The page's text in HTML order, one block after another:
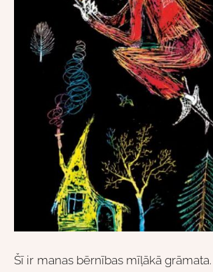
Šī ir manas bērnības mīļākā